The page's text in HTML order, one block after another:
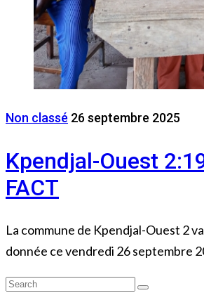
Non classé 26 septembre 2025
Kpendjal-Ouest
FACT
La commune de Kpendjal-Ouest 2
donnée ce vendredi 26 septembre
Search
Search